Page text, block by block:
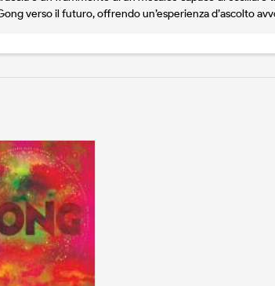
verso il futuro, offrendo un’esperienza d’ascolto